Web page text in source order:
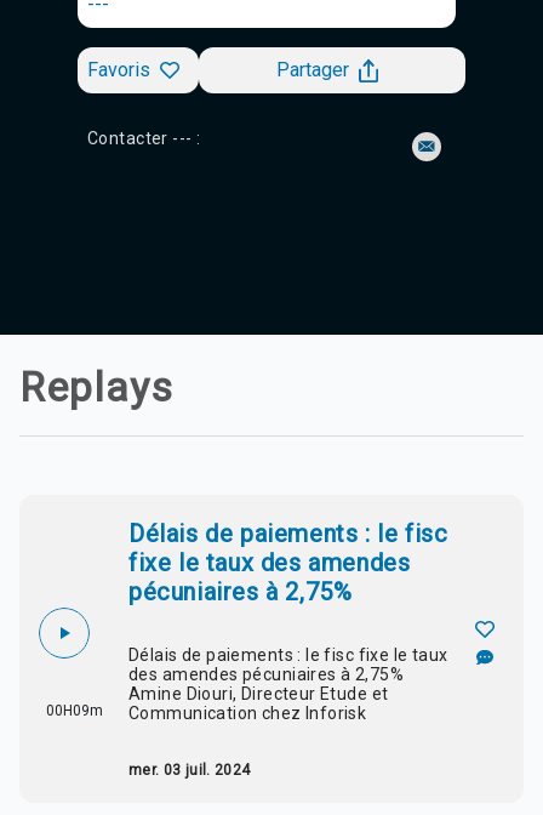
---
Favoris Partager
Contacter --- :
Replays
00H09m
Délais de paiements : le fisc
fixe le taux des amendes
pécuniaires à 2,75%
Délais de paiements : le fisc fixe le taux
des amendes pécuniaires à 2,75%
Amine Diouri, Directeur Etude et
Communication chez Inforisk
mer. 03 juil. 2024